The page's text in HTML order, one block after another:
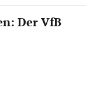
Der VfB